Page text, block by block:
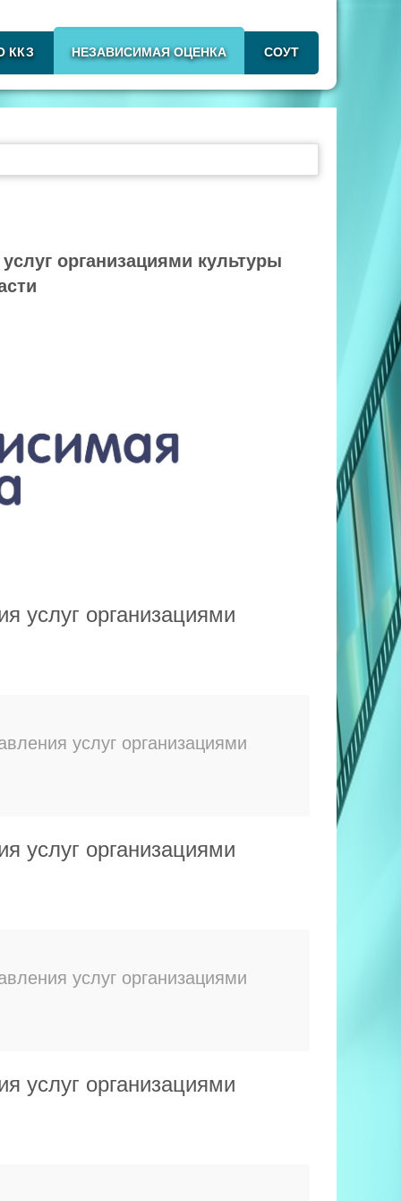
ККЗ НЕЗАВИСИМАЯ ОЦЕНКА СОУТ
организациями культуры
услуг организациями
услуг организациями
услуг организациями
услуг организациями
услуг организациями